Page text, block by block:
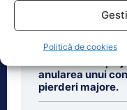
Politică de cookies
Schimbări
Noua lege
anularea unui
pierderi majore.